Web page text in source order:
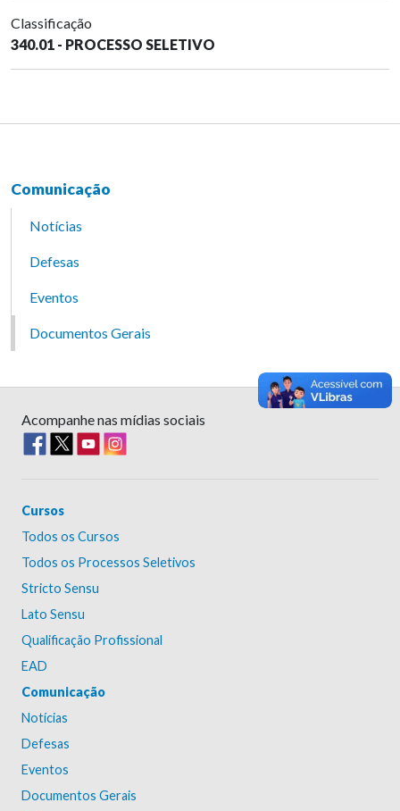
Classificação
340.01 - PROCESSO SELETIVO
Comunicação
Notícias
Defesas
Eventos
Documentos Gerais
Acompanhe nas mídias sociais
Cursos
Todos os Cursos
Todos os Processos Seletivos
Stricto Sensu
Lato Sensu
Qualificação Profissional
EAD
Comunicação
Notícias
Defesas
Eventos
Documentos Gerais